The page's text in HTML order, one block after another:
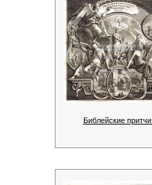
Библейские притчи.